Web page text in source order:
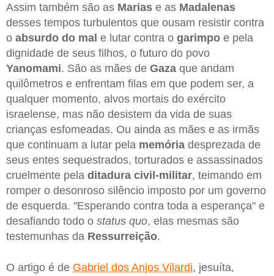
Assim também são as Marias e as Madalenas
desses tempos turbulentos que ousam resistir contra
o absurdo do mal e lutar contra o garimpo e pela
dignidade de seus filhos, o futuro do povo
Yanomami. São as mães de Gaza que andam
quilômetros e enfrentam filas em que podem ser, a
qualquer momento, alvos mortais do exército
israelense, mas não desistem da vida de suas
crianças esfomeadas. Ou ainda as mães e as irmãs
que continuam a lutar pela memória desprezada de
seus entes sequestrados, torturados e assassinados
cruelmente pela ditadura civil-militar, teimando em
romper o desonroso silêncio imposto por um governo
de esquerda. "Esperando contra toda a esperança" e
desafiando todo o status quo, elas mesmas são
testemunhas da Ressurreição.
O artigo é de Gabriel dos Anjos Vilardi, jesuíta,